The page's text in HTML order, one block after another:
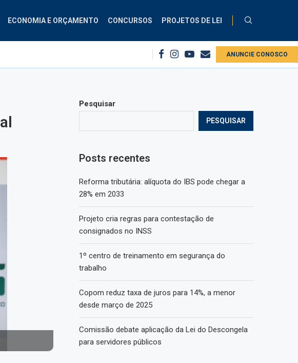
ECONOMIA E ORÇAMENTO CONCURSOS PROJETOS DE LEI
consignados no INSS Comissão debate aplicação da Lei do Descongela para servidores
ANUNCIE CONOSCO
Pesquisar
PESQUISAR
Posts recentes
Reforma tributária: alíquota do IBS pode chegar a
28% em 2033
Projeto cria regras para contestação de
consignados no INSS
1º centro de treinamento em segurança do
trabalho
Copom reduz taxa de juros para 14%, a menor
desde março de 2025
Comissão debate aplicação da Lei do Descongela
para servidores públicos